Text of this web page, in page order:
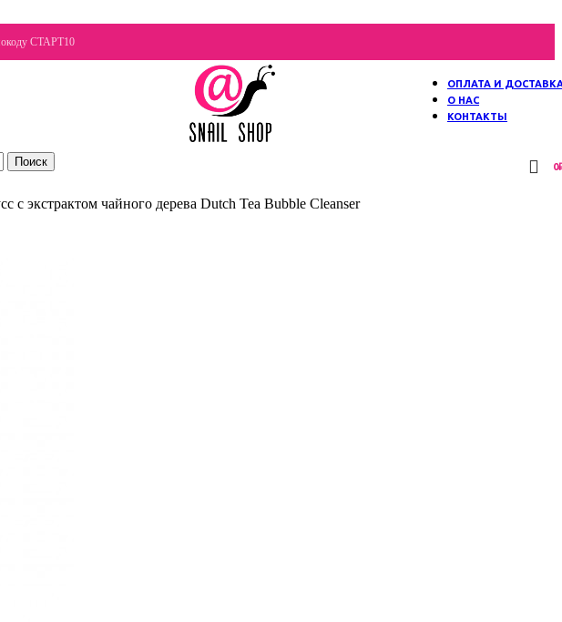
СТАРТ10
ОПЛАТА И
О НАС
КОНТАКТЫ
Поиск 0
с экстрактом чайного дерева Dutch Tea Bubble Cleanser